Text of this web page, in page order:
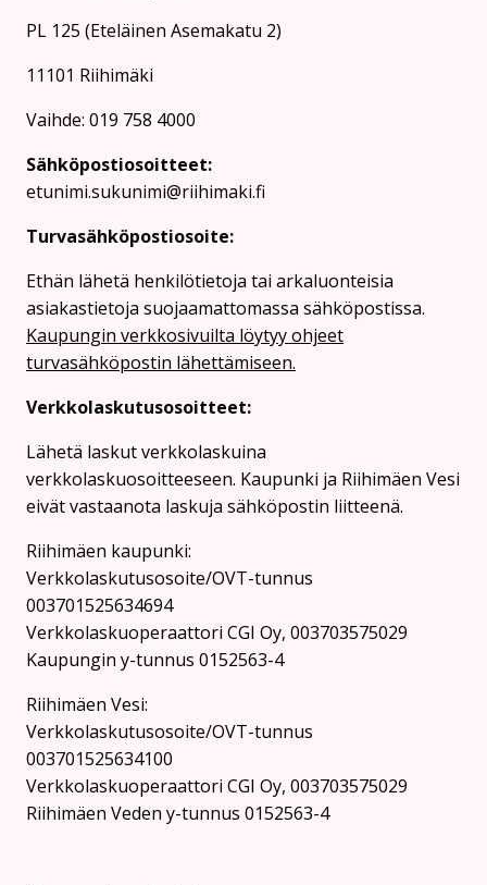
PL 125 (Eteläinen Asemakatu 2)
11101 Riihimäki
Vaihde: 019 758 4000
Sähköpostiosoitteet:
etunimi.sukunimi@riihimaki.fi
Turvasähköpostiosoite:
Ethän lähetä henkilötietoja tai arkaluonteisia
asiakastietoja suojaamattomassa sähköpostissa.
Kaupungin verkkosivuilta löytyy ohjeet
turvasähköpostin lähettämiseen.
Verkkolaskutusosoitteet:
Lähetä laskut verkkolaskuina
verkkolaskuosoitteeseen. Kaupunki ja Riihimäen Vesi
eivät vastaanota laskuja sähköpostin liitteenä.
Riihimäen kaupunki:
Verkkolaskutusosoite/OVT-tunnus
003701525634694
Verkkolaskuoperaattori CGI Oy, 003703575029
Kaupungin y-tunnus 0152563-4
Rii­hi­mäen Vesi:
Verkkolaskutusosoite/OVT-tunnus
003701525634100
Verkkolaskuoperaattori CGI Oy, 003703575029
Riihimäen Veden y-tunnus 0152563-4